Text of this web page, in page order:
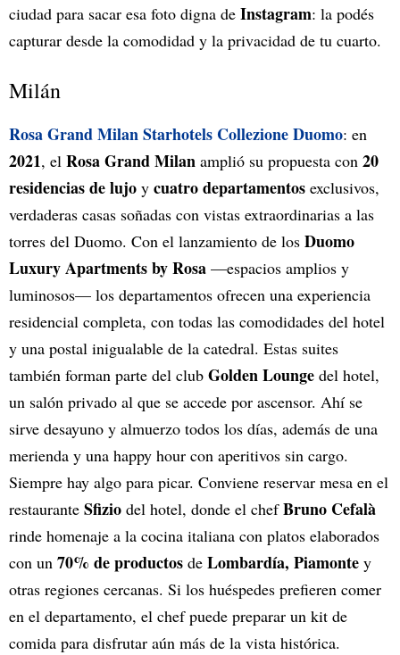
ciudad para sacar esa foto digna de Instagram: la podés
capturar desde la comodidad y la privacidad de tu cuarto.
Milán
Rosa Grand Milan Starhotels Collezione Duomo: en
2021, el Rosa Grand Milan amplió su propuesta con 20
residencias de lujo y cuatro departamentos exclusivos,
verdaderas casas soñadas con vistas extraordinarias a las
torres del Duomo. Con el lanzamiento de los Duomo
Luxury Apartments by Rosa —espacios amplios y
luminosos— los departamentos ofrecen una experiencia
residencial completa, con todas las comodidades del hotel
y una postal inigualable de la catedral. Estas suites
también forman parte del club GoldenLounge del hotel,
un salón privado al que se accede por ascensor. Ahí se
sirve desayuno y almuerzo todos los días, además de una
merienda y una happy hour con aperitivos sin cargo.
Siempre hay algo para picar. Conviene reservar mesa en el
restaurante Sfizio del hotel, donde el chefBruno Cefalà
rinde homenaje a la cocina italiana con platos elaborados
con un 70% de productos de Lombardía, Piamonte y
otras regiones cercanas. Si los huéspedes prefieren comer
en el departamento, el chef puede preparar un kit de
comida para disfrutar aún más de la vista histórica.